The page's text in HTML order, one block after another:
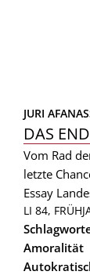
JURI
DAS
Vom Rad
letzte
Essay
LI 84,
Amoralität